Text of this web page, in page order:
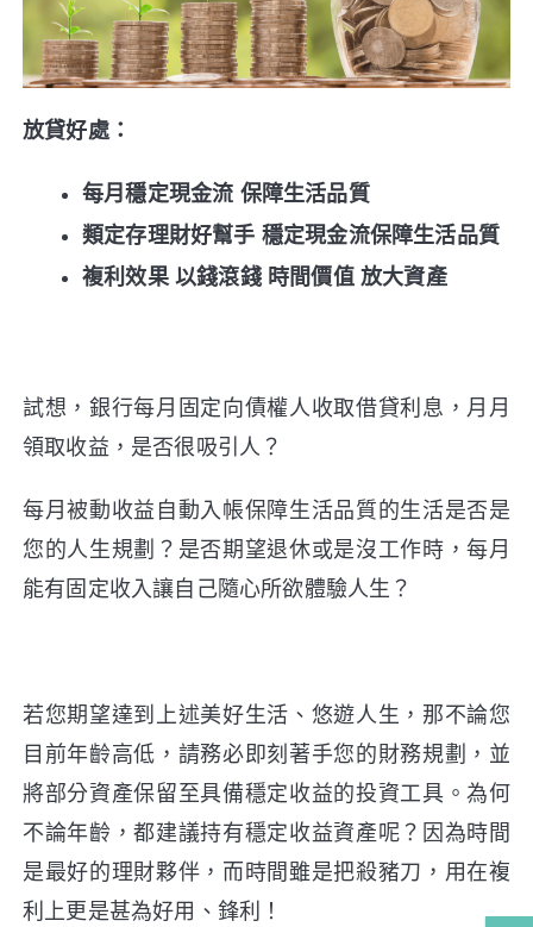
放貸好處：
每月穩定現金流 保障生活品質
類定存理財好幫手 穩定現金流保障生活品質
複利效果 以錢滾錢 時間價值 放大資產
試想，銀行每月固定向債權人收取借貸利息，月月
領取收益，是否很吸引人？
每月被動收益自動入帳保障生活品質的生活是否是
您的人生規劃？是否期望退休或是沒工作時，每月
能有固定收入讓自己隨心所欲體驗人生？
若您期望達到上述美好生活、悠遊人生，那不論您
目前年齡高低，請務必即刻著手您的財務規劃，並
將部分資產保留至具備穩定收益的投資工具。為何
不論年齡，都建議持有穩定收益資產呢？因為時間
是最好的理財夥伴，而時間雖是把殺豬刀，用在複
利上更是甚為好用、鋒利！